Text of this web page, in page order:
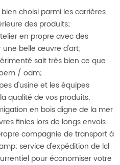
choisi parmi les carrières
des produits;
en propre avec des
une belle œuvre d'art;
sait très bien ce que
/ odm;
d'usine et les équipes
qualité de vos produits;
en bois digne de la mer
finies lors de longs envois.
compagnie de transport à
service d'expédition de lcl
pour économiser votre